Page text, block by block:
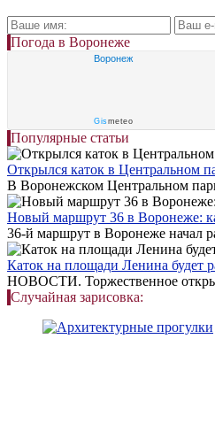
Погода в Воронеже
Воронеж
Gismeteo
Популярные статьи
Открылся каток в Центральном
В Воронежском Центральном
Новый маршрут 36 в Воронеже:
36-й маршрут в Воронеже начал
Каток на площади Ленина будет
НОВОСТИ. Торжественное
Случайная зарисовка: